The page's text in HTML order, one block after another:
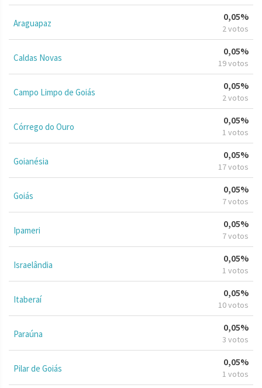
Araguapaz
0,05%
2 votos
Caldas Novas
0,05%
19 votos
Campo Limpo de Goiás
0,05%
2 votos
Córrego do Ouro
0,05%
1 votos
Goianésia
0,05%
17 votos
Goiás
0,05%
7 votos
Ipameri
0,05%
7 votos
Israelândia
0,05%
1 votos
Itaberaí
0,05%
10 votos
Paraúna
0,05%
3 votos
Pilar de Goiás
0,05%
1 votos